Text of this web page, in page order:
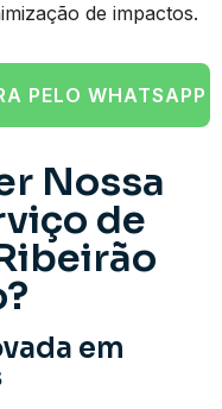
de impactos.
PELO WHATSAPP
Nossa
de
em